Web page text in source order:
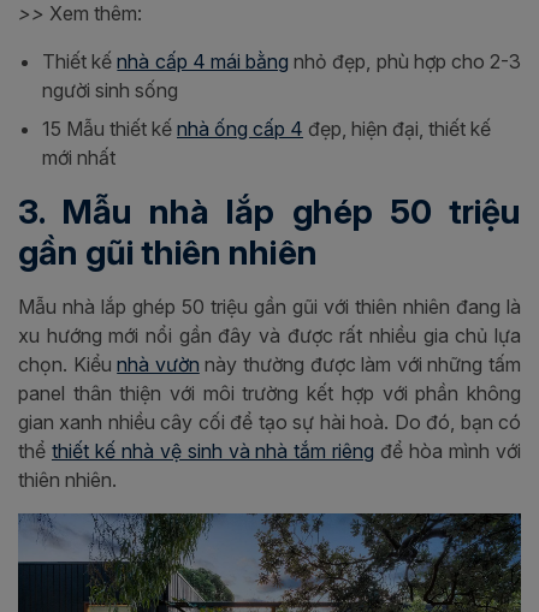
>> Xem thêm:
Thiết kếnhà cấp 4 mái bằng nhỏ đẹp, phù hợp cho 2-3
người sinh sống
15 Mẫu thiết kế nhà ống cấp 4 đẹp, hiện đại, thiết kế
mới nhất
3. Mẫu nhà lắp ghép 50 triệu
gần gũi thiên nhiên
Mẫu nhà lắp ghép 50 triệu gần gũi với thiên nhiên đang là
xu hướng mới nổi gần đây và được rất nhiều gia chủ lựa
chọn. Kiểunhà vườn này thường được làm với những tấm
panel thân thiện với môi trường kết hợp với phần không
gian xanh nhiều cây cối để tạo sự hài hoà. Do đó, bạn có
thể thiết kế nhà vệ sinh và nhà tắm riêng để hòa mình với
thiên nhiên.